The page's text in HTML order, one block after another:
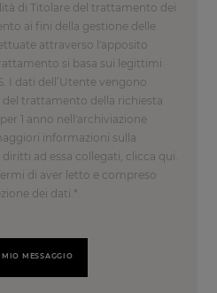
di Titolare del trattamento dei
ai fini della gestione delle
attraverso l'apposito
si basa sui legittimi
I dati dell’Utente vengono
trattamento della richiesta
1 anno nell'archiviazione
informazioni sulla
ad essa collegati, clicca qui.
di aver letto e compreso
dei dati.
MESSAGGIO